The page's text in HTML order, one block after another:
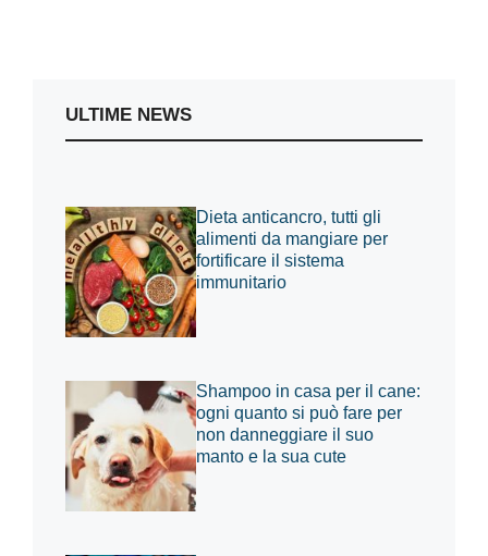
ULTIME NEWS
Dieta anticancro, tutti gli
alimenti da mangiare per
fortificare il sistema
immunitario
Shampoo in casa per il cane:
ogni quanto si può fare per
non danneggiare il suo
manto e la sua cute